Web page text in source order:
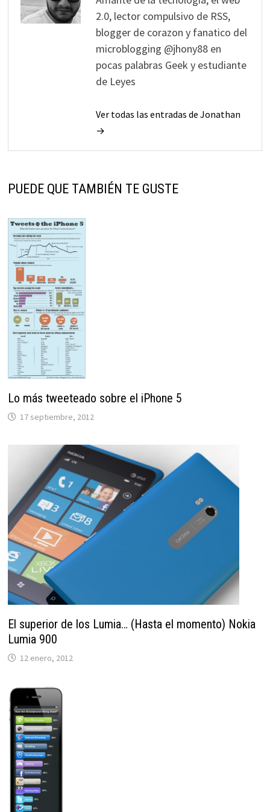
2.0, lector compulsivo de RSS,
blogger de corazon y fanatico del
microblogging @jhony88 en
pocas palabras Geek y estudiante
de Leyes
Ver todas las entradas de Jonathan
→
PUEDE QUE TAMBIÉN TE GUSTE
Lo más tweeteado sobre el iPhone 5
17 septiembre, 2012
El superior de los Lumia… (Hasta el momento) Nokia
Lumia 900
12 enero, 2012